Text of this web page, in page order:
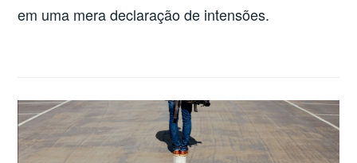
em uma mera declaração de intensões.